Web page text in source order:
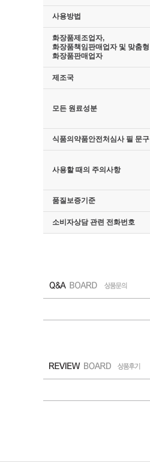
사용방법
화장품제조업자,
화장품책임판매업자 및 맞춤형
화장품판매업자
제조국
모든 원료성분
식품의약품안전처심사 필 문구
사용할 때의 주의사항
품질보증기준
소비자상담 관련 전화번호